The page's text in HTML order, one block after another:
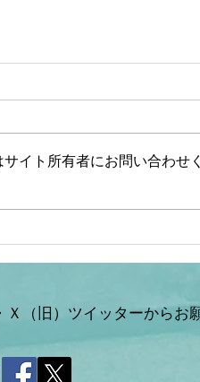
イト所有者にお問い合わせ
（旧）ツイッターからお